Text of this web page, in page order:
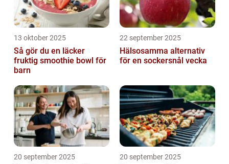
13 oktober 2025
Så gör du en läcker
fruktig smoothie bowl för
barn
22 september 2025
Hälsosamma alternativ
för en sockersnål vecka
20 september 2025 20 september 2025